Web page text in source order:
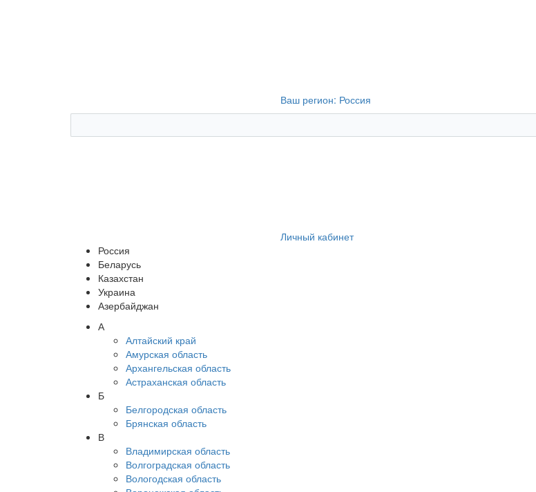
Ваш регион: Россия
Личный кабинет
Россия
Беларусь
Казахстан
Украина
Азербайджан
А
Алтайский край
Амурская область
Архангельская область
Астраханская область
Б
Белгородская область
Брянская область
В
Владимирская область
Волгоградская область
Вологодская область